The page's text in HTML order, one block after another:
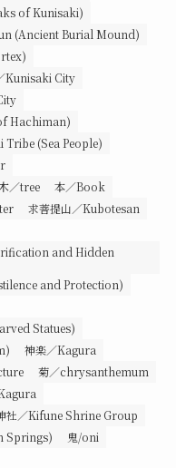
of Kunisaki)
(Ancient Burial Mound)
Kunisaki City
Hachiman)
Tribe (Sea People)
／tree
本／Book
求菩提山／Kubotesan
and Hidden
and Protection)
Statues)
神楽／Kagura
菊／chrysanthemum
社／Kifune Shrine Group
Springs)
鬼/oni